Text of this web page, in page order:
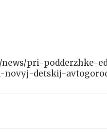
pri-podderzhke-
detskij-